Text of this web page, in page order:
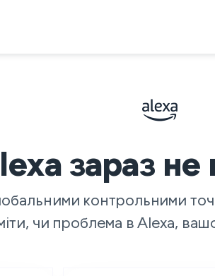
зараз
контрольними
чи проблема в Alexa,